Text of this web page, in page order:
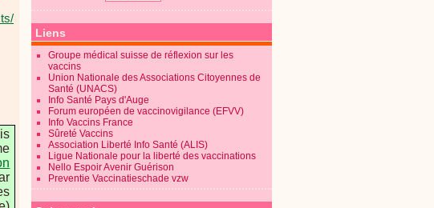
Liens
Groupe médical suisse de réflexion sur les
vaccins
Union Nationale des Associations Citoyennes de
Santé (UNACS)
Info Santé Pays d'Auge
Forum européen de vaccinovigilance (EFVV)
Info Vaccins France
Sûreté Vaccins
Association Liberté Info Santé (ALIS)
Ligue Nationale pour la liberté des vaccinations
Nello Espoir Avenir Guérison
Preventie Vaccinatieschade vzw